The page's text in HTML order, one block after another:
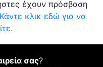
έχουν πρόσβαση
Κάντε κλικ εδώ για να
σας?